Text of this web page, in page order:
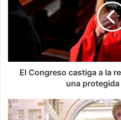
El Congreso castiga a la
una